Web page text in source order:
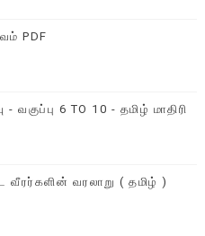
PDF
வகுப்பு 6 TO 10 - தமிழ் மாதிரி
வீரர்களின் வரலாறு ( தமிழ் )